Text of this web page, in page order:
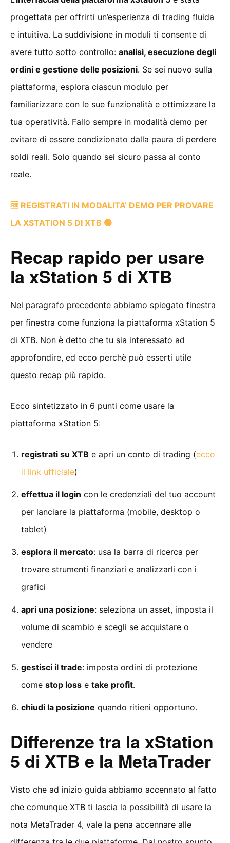
progettata per offrirti un’esperienza di trading fluida
e intuitiva. La suddivisione in moduli ti consente di
avere tutto sotto controllo: analisi, esecuzione degli
ordini e gestione delle posizioni. Se sei nuovo sulla
piattaforma, esplora ciascun modulo per
familiarizzare con le sue funzionalità e ottimizzare la
tua operatività. Fallo sempre in modalità demo per
evitare di essere condizionato dalla paura di perdere
soldi reali. Solo quando sei sicuro passa al conto
reale.
🆓 REGISTRATI IN MODALITA’ DEMO PER PROVARE
LA XSTATION 5 DI XTB 🟢
Recap rapido per usare
la xStation 5 di XTB
Nel paragrafo precedente abbiamo spiegato finestra
per finestra come funziona la piattaforma xStation 5
di XTB. Non è detto che tu sia interessato ad
approfondire, ed ecco perchè può esserti utile
questo recap più rapido.
Ecco sintetizzato in 6 punti come usare la
piattaforma xStation 5:
registrati su XTB e apri un conto di trading (ecco
il link ufficiale)
effettua il login con le credenziali del tuo account
per lanciare la piattaforma (mobile, desktop o
tablet)
esplora il mercato: usa la barra di ricerca per
trovare strumenti finanziari e analizzarli con i
grafici
apri una posizione: seleziona un asset, imposta il
volume di scambio e scegli se acquistare o
vendere
gestisci il trade: imposta ordini di protezione
come stop loss e take profit.
chiudi la posizione quando ritieni opportuno.
Differenze tra la xStation
5 di XTB e la MetaTrader
Visto che ad inizio guida abbiamo accennato al fatto
che comunque XTB ti lascia la possibilità di usare la
nota MetaTrader 4, vale la pena accennare alle